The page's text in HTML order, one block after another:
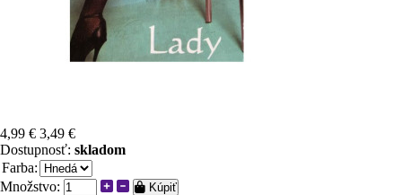
4,99 € 3,49 €
Dostupnosť: skladom
Farba:
Množstvo:
Kúpiť